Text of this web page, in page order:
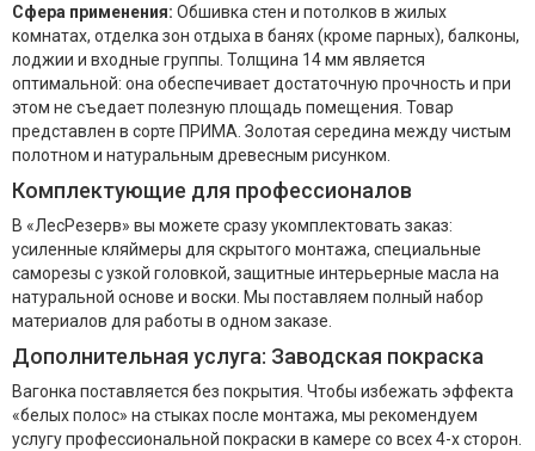
Сфера применения: Обшивка стен и потолков в жилых
комнатах, отделка зон отдыха в банях (кроме парных), балконы,
лоджии и входные группы. Толщина 14 мм является
оптимальной: она обеспечивает достаточную прочность и при
этом не съедает полезную площадь помещения. Товар
представлен в сорте ПРИМА. Золотая середина между чистым
полотном и натуральным древесным рисунком.
Комплектующие для профессионалов
В «ЛесРезерв» вы можете сразу укомплектовать заказ:
усиленные кляймеры для скрытого монтажа, специальные
саморезы с узкой головкой, защитные интерьерные масла на
натуральной основе и воски. Мы поставляем полный набор
материалов для работы в одном заказе.
Дополнительная услуга: Заводская покраска
Вагонка поставляется без покрытия. Чтобы избежать эффекта
«белых полос» на стыках после монтажа, мы рекомендуем
услугу профессиональной покраски в камере со всех 4-х сторон.